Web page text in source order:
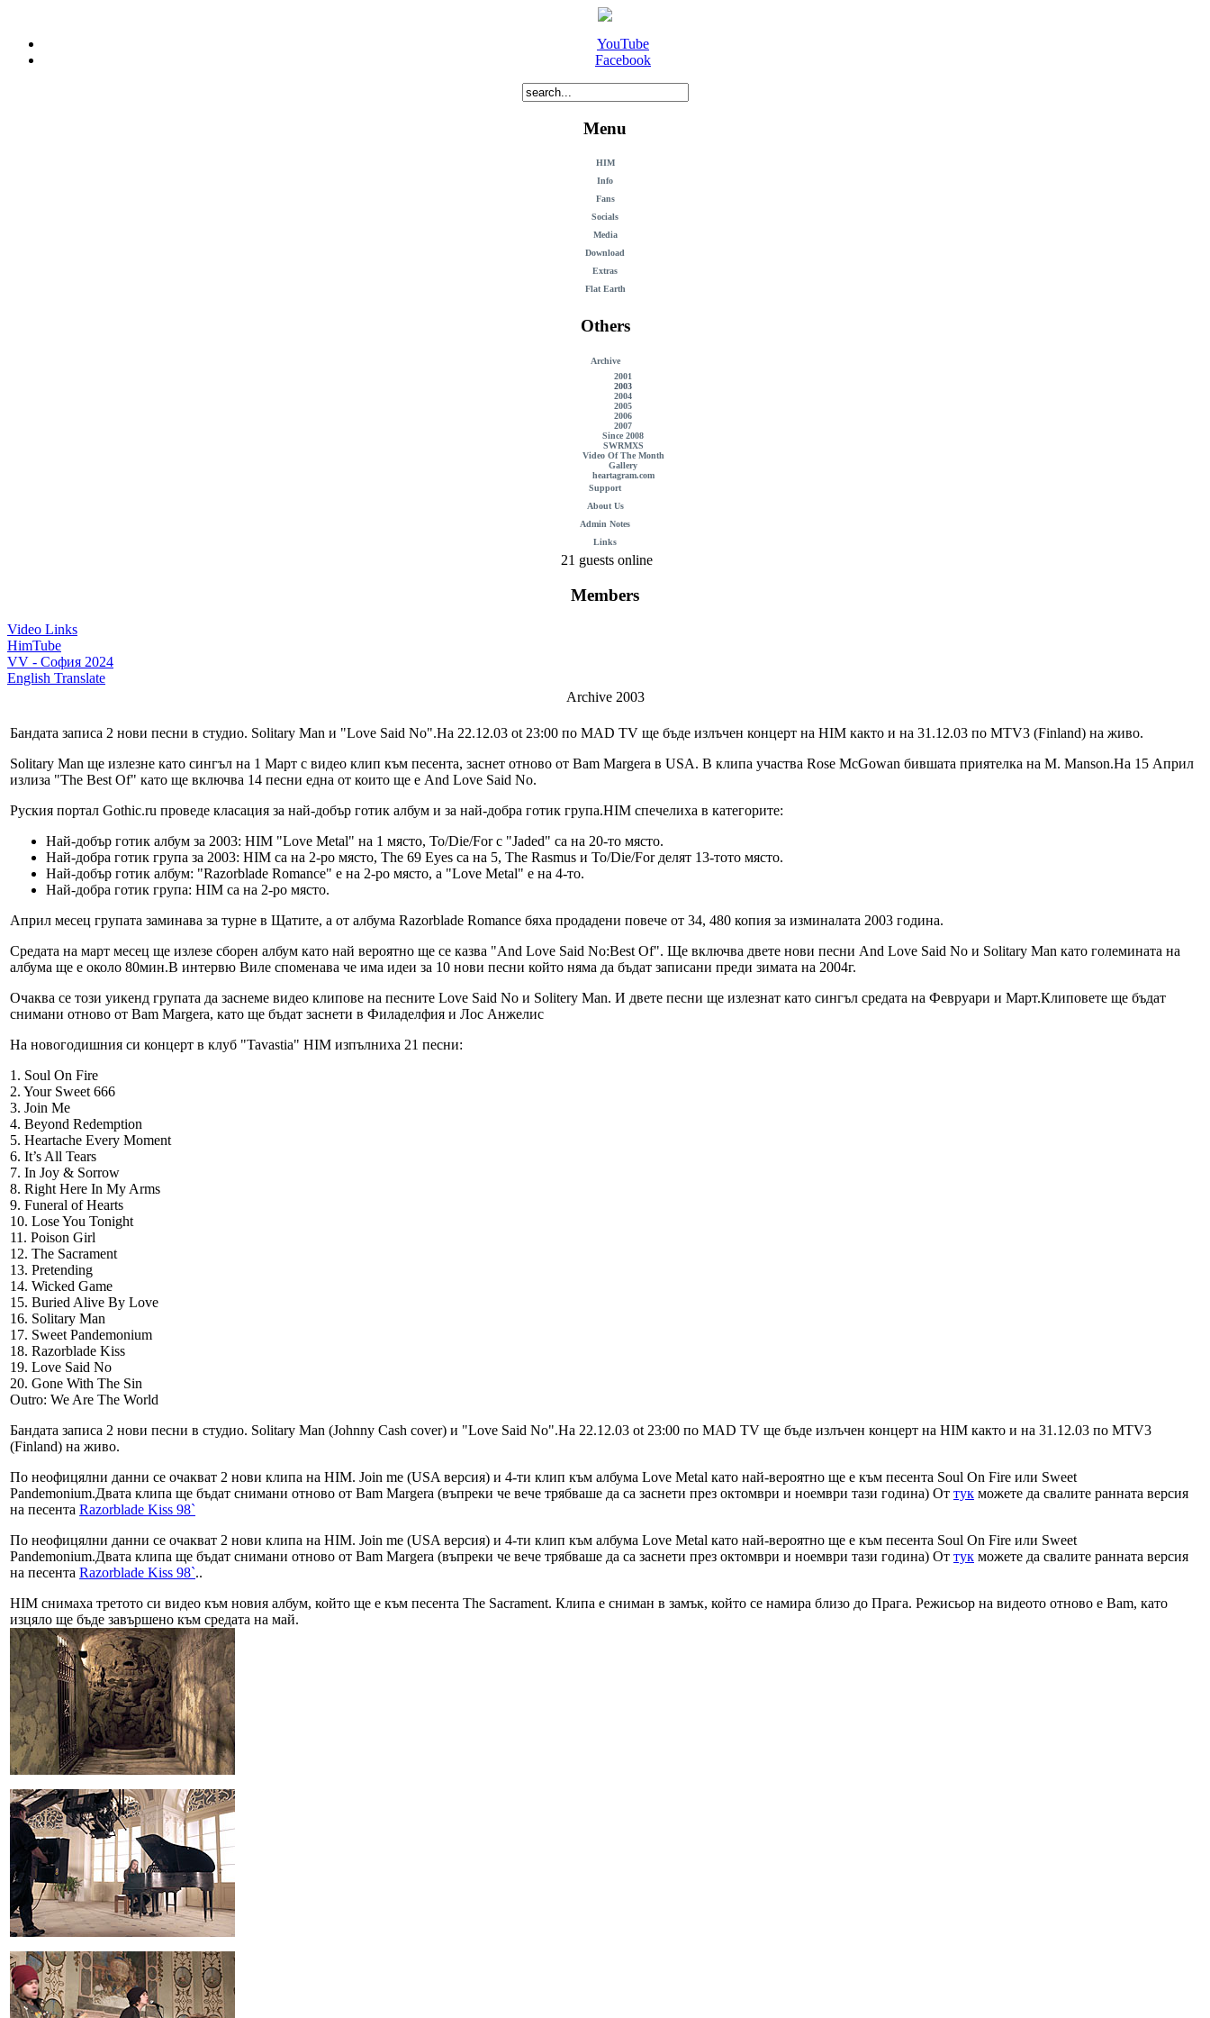
YouTube
Facebook
Menu
HIM
Info
Fans
Socials
Media
Download
Extras
Flat Earth
Others
Archive
2001
2003
2004
2005
2006
2007
Since 2008
SWRMXS
Video Of The Month
Gallery
heartagram.com
Support
About Us
Admin Notes
Links
21 guests online
Members
Video Links
HimTube
VV - София 2024
English Translate
Archive 2003
Бандата записа 2 нови песни в студио. Solitаry Man и "Love Said No".На 22.12.03 ot 23:00 по MAD TV ще бъде излъчен концерт на HIM както и на 31.12.03 по MTV3 (Finland) на живо.
Solitary Man ще излезне като сингъл на 1 Март с видео клип към песента, заснет отново от Bam Margera в USA. В клипа участва Rose McGowan бившата приятелка на M. Manson.На 15 Април
излиза "The Best Of" като ще включва 14 песни една от които ще е And Love Said No.
Руския портал Gothic.ru проведе класация за най-добър готик албум и за най-добра готик група.HIM спечелиха в категорите:
Най-добър готик албум за 2003: HIM "Love Metal" на 1 място, To/Die/For с "Jaded" са на 20-то място.
Най-добра готик група за 2003: HIM са на 2-ро място, The 69 Eyes са на 5, The Rasmus и To/Die/For делят 13-тото място.
Най-добър готик албум: "Razorblade Romance" e на 2-ро място, а "Love Metal" e на 4-то.
Най-добра готик група: HIM са на 2-ро място.
Април месец групата заминава за турне в Щатите, а от албума Razorblade Romance бяха продадени повече от 34, 480 копия за изминалата 2003 година.
Средата на март месец ще излезе сборен албум като най вероятно ще се казва "And Love Said No:Best Of". Ще включва двете нови песни And Love Said No и Solitary Man като големината на
албума ще е около 80мин.В интервю Виле споменава че има идеи за 10 нови песни който няма да бъдат записани преди зимата на 2004г.
Очаква се този уикенд групата да заснеме видео клипове на песните Love Said No и Solitery Man. И двете песни ще излезнат като сингъл средата на Февруари и Март.Клиповете ще бъдат
снимани отново от Bam Margera, като ще бъдат заснети в Филаделфия и Лос Анжелис
На новогодишния си концерт в клуб "Tavastia" HIM изпълниха 21 песни:
1. Soul On Fire
2. Your Sweet 666
3. Join Me
4. Beyond Redemption
5. Heartache Every Moment
6. It’s All Tears
7. In Joy & Sorrow
8. Right Here In My Arms
9. Funeral of Hearts
10. Lose You Tonight
11. Poison Girl
12. The Sacrament
13. Pretending
14. Wicked Game
15. Buried Alive By Love
16. Solitary Man
17. Sweet Pandemonium
18. Razorblade Kiss
19. Love Said No
20. Gone With The Sin
Outro: We Are The World
Бандата записа 2 нови песни в студио. Solitаry Man (Johnny Cash cover) и "Love Said No".На 22.12.03 ot 23:00 по MAD TV ще бъде излъчен концерт на HIM както и на 31.12.03 по MTV3
(Finland) на живо.
По неофицялни данни се очакват 2 нови клипа на HIM. Join me (USA версия) и 4-ти клип към албума Love Metal като най-вероятно ще е към песента Soul On Fire или Sweet
Pandemonium.Двата клипа ще бъдат снимани отново от Bam Margera (въпреки че вече трябваше да са заснети през октомври и ноември тази година) От тук можете да свалите ранната версия
на песента Razorblade Kiss 98`
По неофицялни данни се очакват 2 нови клипа на HIM. Join me (USA версия) и 4-ти клип към албума Love Metal като най-вероятно ще е към песента Soul On Fire или Sweet
Pandemonium.Двата клипа ще бъдат снимани отново от Bam Margera (въпреки че вече трябваше да са заснети през октомври и ноември тази година) От тук можете да свалите ранната версия
на песента Razorblade Kiss 98`..
HIM снимаха третото си видео към новия албум, който ще е към песента The Sacrament. Клипа е сниман в замък, който се намира близо до Прага. Режисьор на видеото отново е Bam, като
изцяло ще бъде завършено към средата на май.